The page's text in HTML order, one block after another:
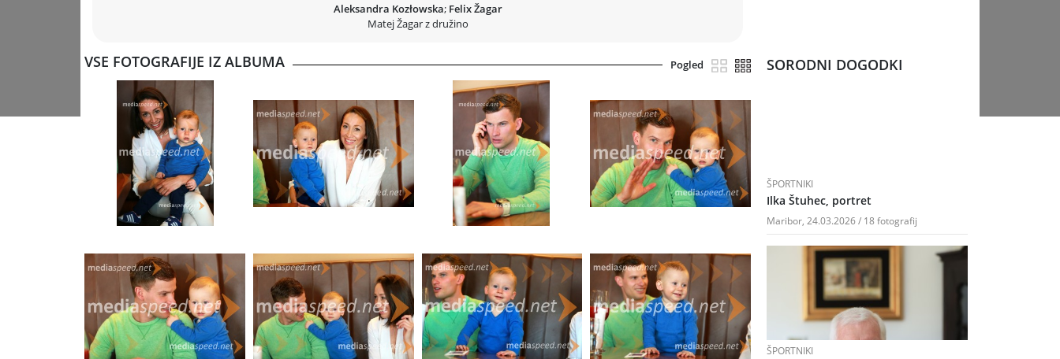
Aleksandra Kozłowska; Felix Žagar
Matej Žagar z družino
VSE FOTOGRAFIJE IZ ALBUMA Pogled SORODNI DOGODKI
ŠPORTNIKI
Ilka Štuhec, portret
Maribor, 24.03.2026 / 18 fotografij
ŠPORTNIKI